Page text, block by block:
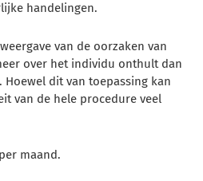
handelingen.
van de oorzaken van
over het individu onthult dan
dit van toepassing kan
van de hele procedure veel
maand.